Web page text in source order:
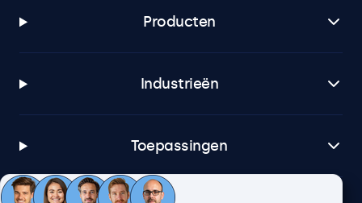
Producten
Industrieën
Toepassingen